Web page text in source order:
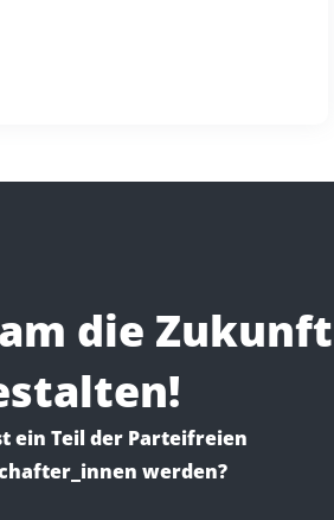
die Zukunft
ein Teil der Parteifreien
werden?